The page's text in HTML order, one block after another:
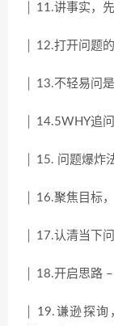
│ 11.讲事实，
│ 12.打开问题
│ 13.不轻易问
│ 14.5WHY追
│ 15. 问题爆炸
│ 16.聚焦目标
│ 17.认清当下
│ 18.开启思路
│ 19.谦逊探